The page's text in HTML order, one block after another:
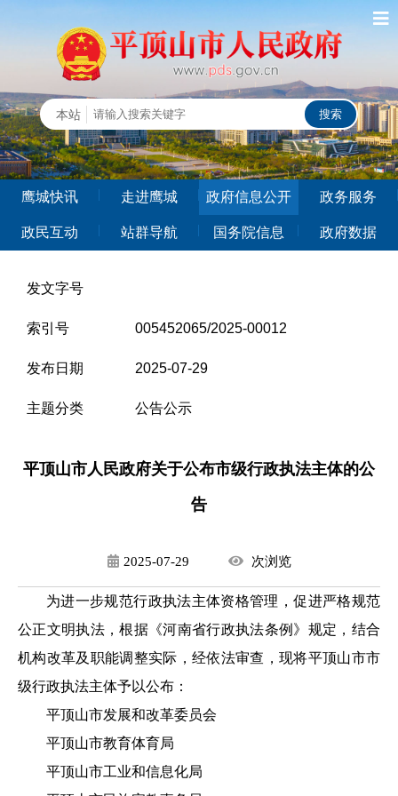
鹰城快讯 走进鹰城 政府信息公开 政务服务
政民互动 站群导航 国务院信息 政府数据
发文字号
索引号 005452065/2025-00012
发布日期 2025-07-29
主题分类 公告公示
平顶山市人民政府关于公布市级行政执法主体的公
告
2025-07-29 次浏览
为进一步规范行政执法主体资格管理，促进严格规范
公正文明执法，根据《河南省行政执法条例》规定，结合
机构改革及职能调整实际，经依法审查，现将平顶山市市
级行政执法主体予以公布：
平顶山市发展和改革委员会
平顶山市教育体育局
平顶山市工业和信息化局